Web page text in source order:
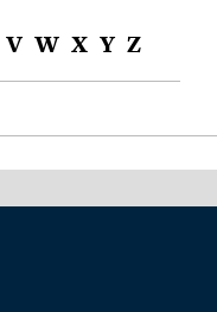
V W X Y Z